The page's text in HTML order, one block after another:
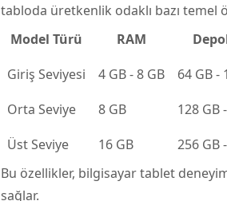
tabloda üretkenlik odaklı bazı temel
Model Türü
RAM
Giriş Seviyesi
4 GB - 8 GB 64 GB -
Orta Seviye
8 GB 128 GB
Üst Seviye
16 GB 256 GB
Bu özellikler, bilgisayar tablet
sağlar.